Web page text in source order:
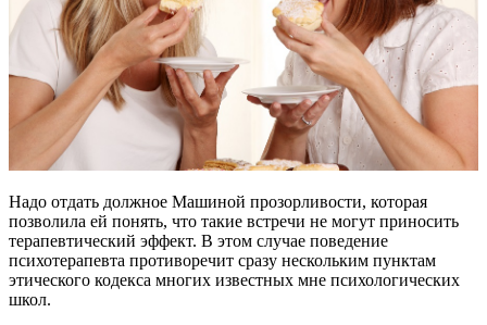
Надо отдать должное Машиной прозорливости, которая
позволила ей понять, что такие встречи не могут приносить
терапевтический эффект. В этом случае поведение
психотерапевта противоречит сразу нескольким пунктам
этического кодекса многих известных мне психологических
школ.